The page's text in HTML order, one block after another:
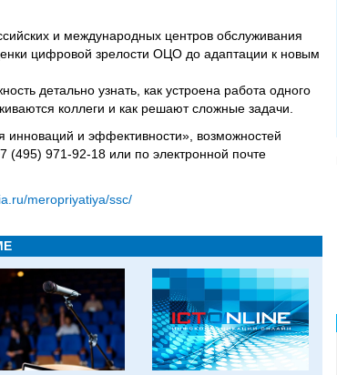
и международных центров обслуживания
цифровой зрелости ОЦО до адаптации к новым
детально узнать, как устроена работа одного
коллеги и как решают сложные задачи.
и эффективности», возможностей
(495) 971-92-18 или по электронной почте
meropriyatiya/ssc/